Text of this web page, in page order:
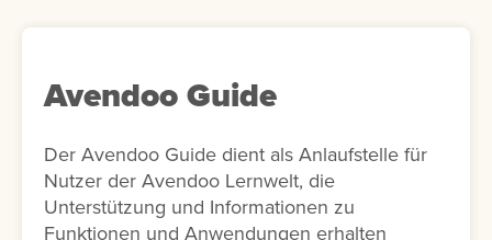
Avendoo Guide
Der Avendoo Guide dient als Anlaufstelle für
Nutzer der Avendoo Lernwelt, die
Unterstützung und Informationen zu
Funktionen und Anwendungen erhalten